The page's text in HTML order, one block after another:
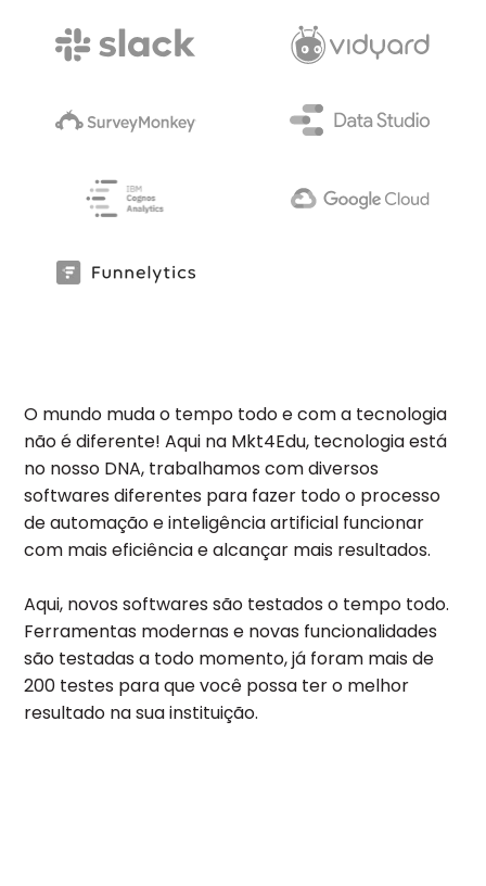
O mundo muda o tempo todo e com a tecnologia
não é diferente! Aqui na Mkt4Edu, tecnologia está
no nosso DNA, trabalhamos com diversos
softwares diferentes para fazer todo o processo
de automação e inteligência artificial funcionar
com mais eficiência e alcançar mais resultados.
Aqui, novos softwares são testados o tempo todo.
Ferramentas modernas e novas funcionalidades
são testadas a todo momento, já foram mais de
200 testes para que você possa ter o melhor
resultado na sua instituição.